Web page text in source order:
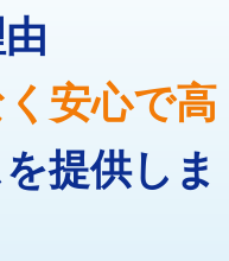
27,500円
38,500円
16,500円
現場見積
11,000円
22,000円
33,000円
安心で高
提供しま